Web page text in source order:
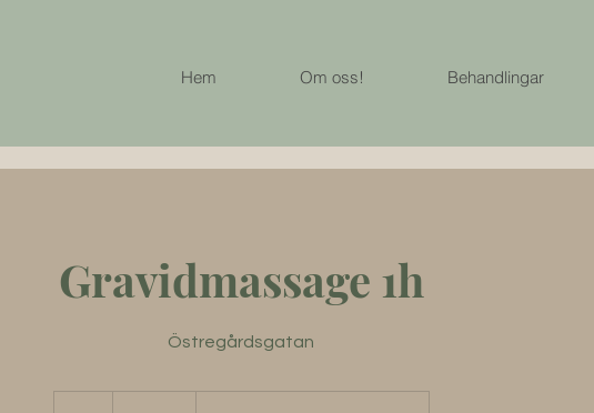
Hem Om oss! Behandlingar
Gravidmassage 1h
Östregårdsgatan